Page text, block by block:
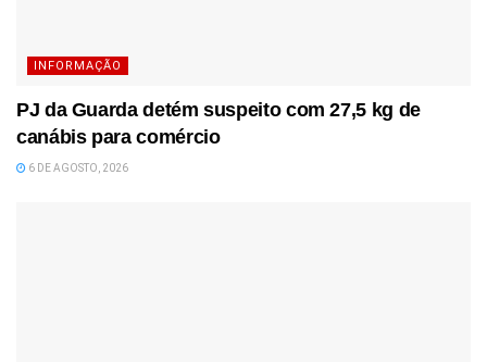
INFORMAÇÃO
PJ da Guarda detém suspeito com 27,5 kg de
canábis para comércio
6 DE AGOSTO, 2026